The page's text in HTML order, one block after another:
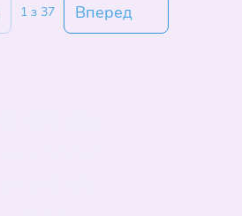
1 з 37 Вперед